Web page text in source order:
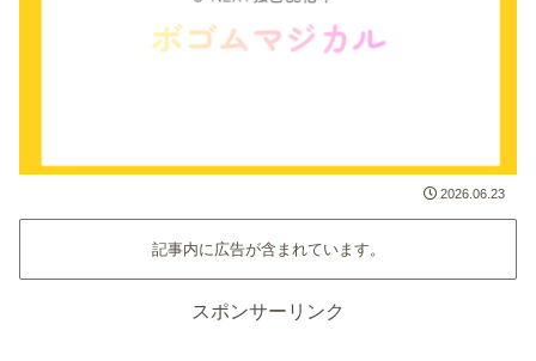
2026.06.23
記事内に広告が含まれています。
スポンサーリンク